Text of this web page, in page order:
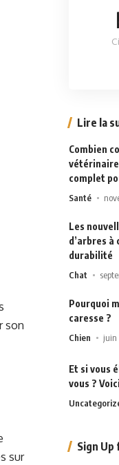
son
sur
Lire la
Combien
complet
Santé
Les
d’arbres
durabilité
Chat
Pourquoi
caresse ?
Chien juin
Et si vous
vous ?
Sign